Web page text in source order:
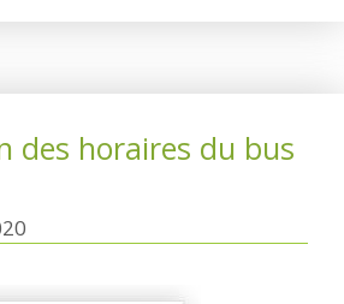
des horaires du bus